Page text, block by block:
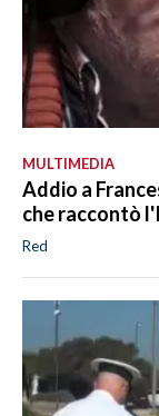
MULTIMEDIA
Addio a
che raccontò
Red